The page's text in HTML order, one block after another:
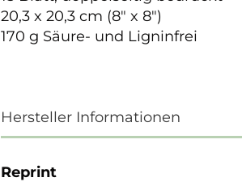
20,3 x 20,3 cm (8" x 8")
170 g Säure- und Ligninfrei
Hersteller Informationen
Reprint